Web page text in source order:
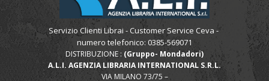
Servizio Clienti Librai - Customer Service Ceva -
numero telefonico: 0385-569071
DISTRIBUZIONE : (Gruppo- Mondadori)
A.L.I. AGENZIA LIBRARIA INTERNATIONAL S.R.L.
VIA MILANO 73/75 –